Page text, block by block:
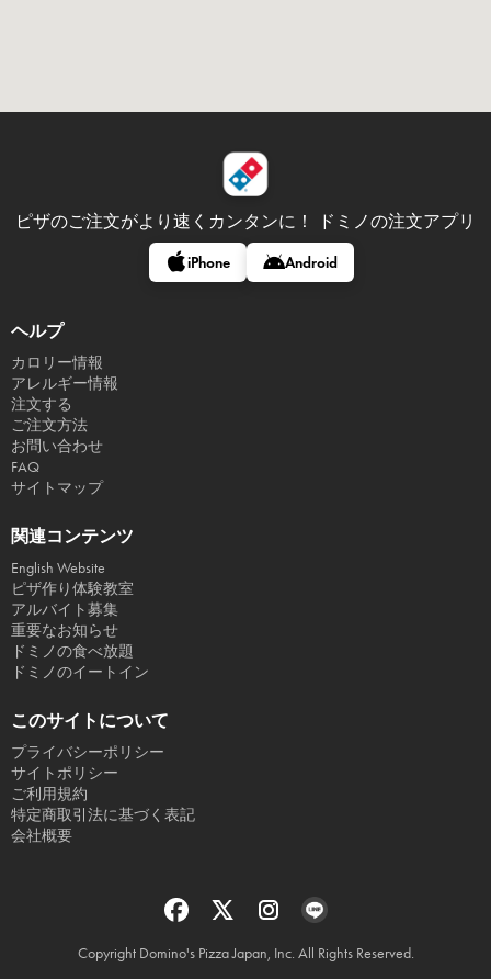
ピザのご注文がより速くカンタンに！ ドミノの注文アプリ
iPhone Android
ヘルプ
カロリー情報
アレルギー情報
注文する
ご注文方法
お問い合わせ
FAQ
サイトマップ
関連コンテンツ
English Website
ピザ作り体験教室
アルバイト募集
重要なお知らせ
ドミノの食べ放題
ドミノのイートイン
このサイトについて
プライバシーポリシー
サイトポリシー
ご利用規約
特定商取引法に基づく表記
会社概要
Copyright Domino's Pizza Japan, Inc. All Rights Reserved.